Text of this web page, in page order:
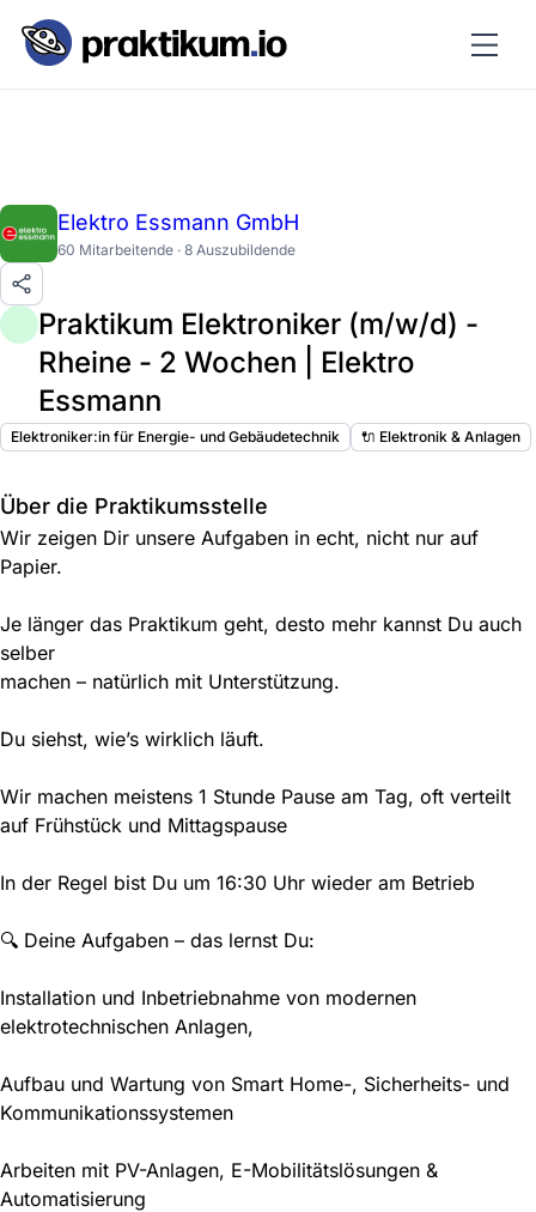
Elektro Essmann GmbH
60 Mitarbeitende · 8 Auszubildende
Praktikum Elektroniker (m/w/d) -
Rheine - 2 Wochen | Elektro
Essmann
Elektroniker:in für Energie- und Gebäudetechnik 🔌 Elektronik & Anlagen
Über die Praktikumsstelle
Wir zeigen Dir unsere Aufgaben in echt, nicht nur auf
Papier.
Je länger das Praktikum geht, desto mehr kannst Du auch
selber
machen – natürlich mit Unterstützung.
Du siehst, wie’s wirklich läuft.
Wir machen meistens 1 Stunde Pause am Tag, oft verteilt
auf Frühstück und Mittagspause
In der Regel bist Du um 16:30 Uhr wieder am Betrieb
🔍 Deine Aufgaben – das lernst Du:
Installation und Inbetriebnahme von modernen
elektrotechnischen Anlagen,
Aufbau und Wartung von Smart Home-, Sicherheits- und
Kommunikationssystemen
Arbeiten mit PV-Anlagen, E-Mobilitätslösungen &
Automatisierung